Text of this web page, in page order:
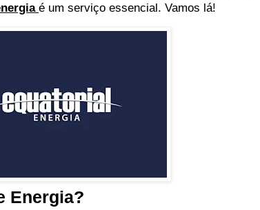
é um serviço essencial. Vamos lá!
Energia?